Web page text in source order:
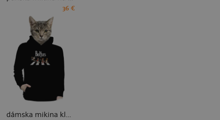
36 €
dámska mikina klokanka